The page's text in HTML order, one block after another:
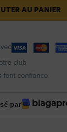
AU PANIER
club
font confiance
par